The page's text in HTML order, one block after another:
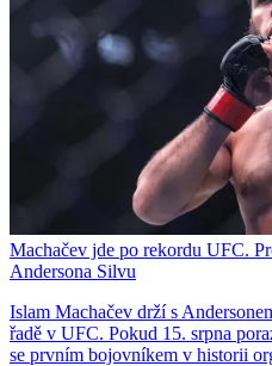
Machačev jde po rekordu UFC.
Andersona Silvu
Islam Machačev drží s
řadě v UFC. Pokud 15. srpna
se prvním bojovníkem v historii